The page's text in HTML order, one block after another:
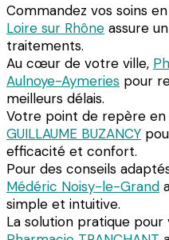
Commandez vos soins
Loire sur Rhône assure
traitements.
Au cœur de votre ville,
Aulnoye-Aymeries pour
meilleurs délais.
Votre point de repère en
GUILLAUME BUZANCY
efficacité et confort.
Pour des conseils
Médéric Noisy-le-Grand
simple et intuitive.
La solution pratique pour